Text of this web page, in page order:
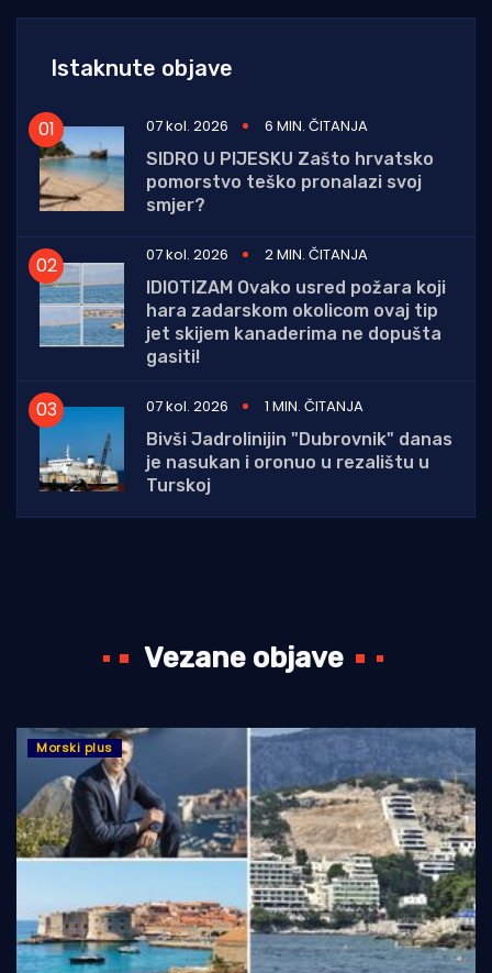
Istaknute objave
07 kol. 2026
6 MIN. ČITANJA
SIDRO U PIJESKU Zašto hrvatsko
pomorstvo teško pronalazi svoj
smjer?
07 kol. 2026
2 MIN. ČITANJA
IDIOTIZAM Ovako usred požara koji
hara zadarskom okolicom ovaj tip
jet skijem kanaderima ne dopušta
gasiti!
07 kol. 2026
1 MIN. ČITANJA
Bivši Jadrolinijin "Dubrovnik" danas
je nasukan i oronuo u rezalištu u
Turskoj
Vezane objave
Morski plus